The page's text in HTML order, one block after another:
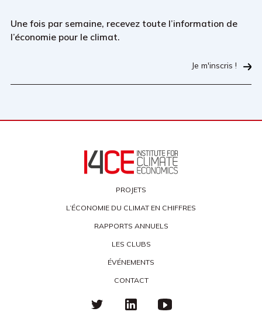
Une fois par semaine, recevez toute l’information de
l’économie pour le climat.
Je m'inscris !
PROJETS
L’ÉCONOMIE DU CLIMAT EN CHIFFRES
RAPPORTS ANNUELS
LES CLUBS
ÉVÉNEMENTS
CONTACT